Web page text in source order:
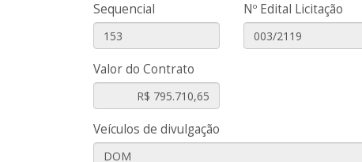
Sequencial Nº Edital Licitação
Valor do Contrato
Veículos de divulgação